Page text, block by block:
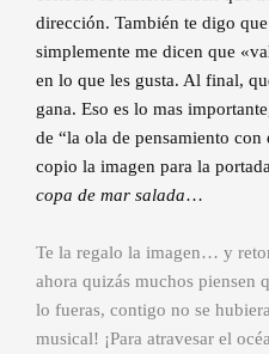
dirección. También te digo
simplemente me dicen que
en lo que les gusta. Al final,
gana. Eso es lo mas
de “la ola de pensamiento con
copio la imagen para la
copa de mar salada…
Te la regalo la imagen… y
ahora quizás muchos
lo fueras, contigo no se
musical! ¡Para atravesar el